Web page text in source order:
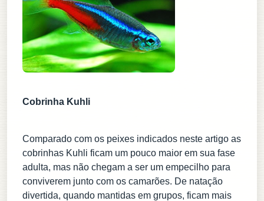
Cobrinha Kuhli
Comparado com os peixes indicados neste artigo as
cobrinhas Kuhli ficam um pouco maior em sua fase
adulta, mas não chegam a ser um empecilho para
conviverem junto com os camarões. De natação
divertida, quando mantidas em grupos, ficam mais